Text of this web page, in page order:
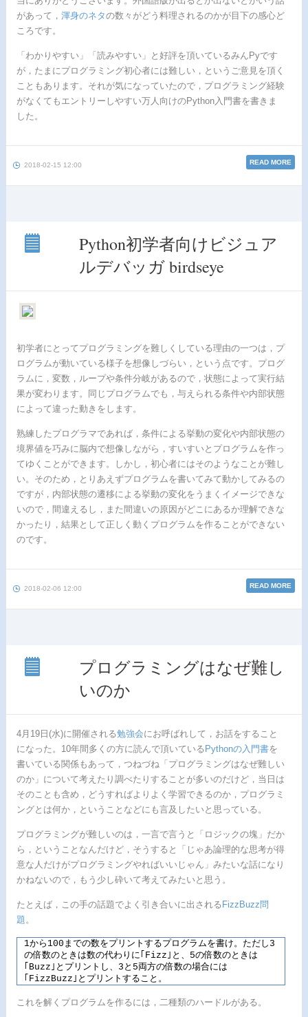
分か
りや
すい
Python
入門
書で
す
があって， 渾身のネタの数々がどう料理されるのかが目下の感心ど
ころです。
「わかりやすい」「読みやすい」と好評を頂いているみんPyです
が，たまにプログラミング初心者には難しい，というご意見を頂く
こともあります。それが気になっていたので，プログラミング経験
がなくてもエントリーしやすい万人向けのPython入門書を書きま
した。
2018-02-15 12:00 READ MORE
ジュ
ッガ
birdseye
Python初学者向けビジュア
ルデバッガ birdseye
初学者にとってプログラミングを難しくしている理由の一つは，プ
ログラムが動いている様子を想像しづらい，という点です。プログ
ラムに，変数，ループや条件分岐があるので，状態によって実行結
果が変わります。同じプログラムでも，与えられる条件や内部状態
によって違った動きをします。
熟練したプログラマであれば，条件による挙動の変化や内部状態の
境界値を巧みに脳内で想像しながら，すいすいとプログラムを作っ
てゆくことができます。しかし，初心者にはそのようなことが難し
い。そのため，とりあえずプログラムを書いてみて動かしてみるの
ですが，内部状態の遷移による挙動の変化をうまくイメージできな
いので，間違えるし，また間違いの原因がどこにあるか理解できな
かったり，結果として正しく動くプログラムを作ることができない
のです。
2018-02-06 12:00 READ MORE
なぜ
難し
いの
プログラミングはなぜ難し
いのか
4月19日(水)に開催される勉強会にお呼ばれして，お話をすること
になった。10年間多くの方に読んで頂いている Pythonの入門書を
書いている関係もあって，つねづね「プログラミングはなぜ難しい
のか」について考えたり調べたりすることが多いのだけど，当日は
そのことも含め，どうすればよりよく学習できるのか，プログラミ
ングとは何か，ということなどにも言及したいと思っている。
プログラミングが難しいのは，一言で言うと「ロジックの塊」だか
ら，ということなんだけど，そうすると「じゃあ論理的な思考が得
意な人だけがプログラミングやればいいじゃん」みたいな話になり
かねないので，もう少し砕いて考えてみたいと思う。
たとえば，この手の話題でよく引き合いに出される FizzBuzz問
題。
1から100までの数をプリントするプログラムを書け。ただし3
の倍数のときは数の代わりに｢Fizz｣と、5の倍数のときは
｢Buzz｣とプリントし、3と5両方の倍数の場合には
｢FizzBuzz｣とプリントすること。
これを解くプログラムを作るには，二種類のハードルがある。